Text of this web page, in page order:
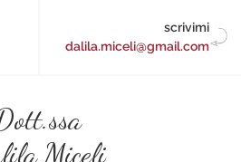
scrivimi
dalila.miceli@gmail.com
Miceli